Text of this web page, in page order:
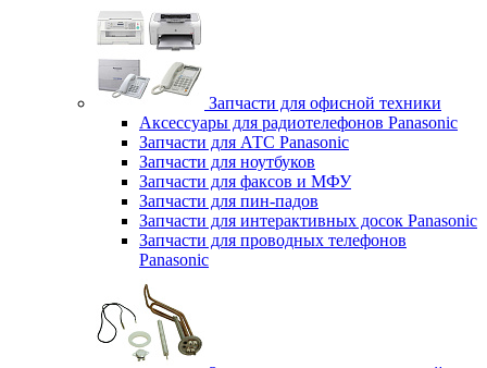
Запчасти для офисной техники
Аксессуары для радиотелефонов Panasonic
Запчасти для АТС Panasonic
Запчасти для ноутбуков
Запчасти для факсов и МФУ
Запчасти для пин-падов
Запчасти для интерактивных досок Panasonic
Запчасти для проводных телефонов
Panasonic